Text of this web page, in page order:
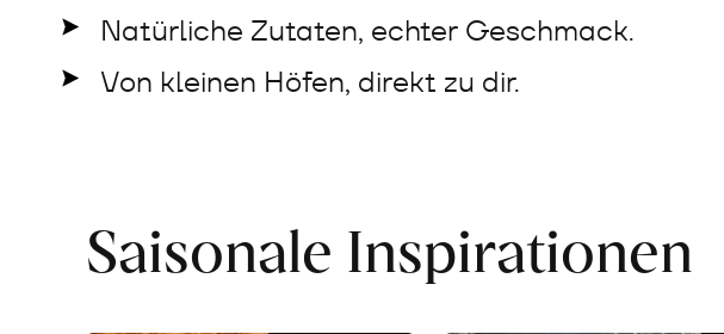
Natürliche Zutaten, echter Geschmack.
Von kleinen Höfen, direkt zu dir.
Saisonale Inspirationen